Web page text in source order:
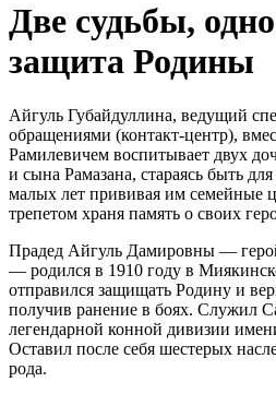
Две судьбы,
защита Родины
Айгуль Губайдуллина, ведущий
обращениями (контакт-центр),
Рамилевичем воспитывает двух
и сына Рамазана, стараясь быть
малых лет прививая им семейные
трепетом храня память о своих
Прадед Айгуль Дамировны —
— родился в 1910 году в
отправился защищать Родину и
получив ранение в боях. Служил
легендарной конной дивизии
Оставил после себя шестерых
рода.